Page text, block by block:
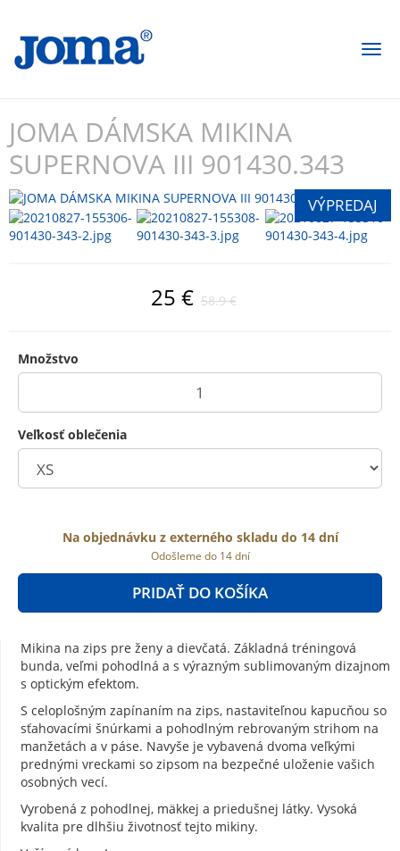
JOMA DÁMSKA MIKINA
SUPERNOVA III 901430.343
25 € 58.9 €
Množstvo
Veľkosť oblečenia
Na objednávku z externého skladu do 14 dní
Odošleme do 14 dní
PRIDAŤ DO KOŠÍKA
Mikina na zips pre ženy a dievčatá. Základná tréningová
bunda, veľmi pohodlná a s výrazným sublimovaným dizajnom
s optickým efektom.
S celoplošným zapínaním na zips, nastaviteľnou kapucňou so
sťahovacími šnúrkami a pohodlným rebrovaným strihom na
manžetách a v páse. Navyše je vybavená dvoma veľkými
prednými vreckami so zipsom na bezpečné uloženie vašich
osobných vecí.
Vyrobená z pohodlnej, mäkkej a priedušnej látky. Vysoká
kvalita pre dlhšiu životnosť tejto mikiny.